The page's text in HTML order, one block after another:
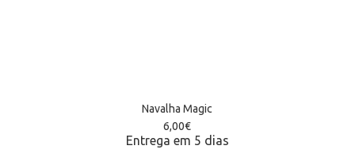
Navalha Magic
6,00€
Entrega em 5 dias